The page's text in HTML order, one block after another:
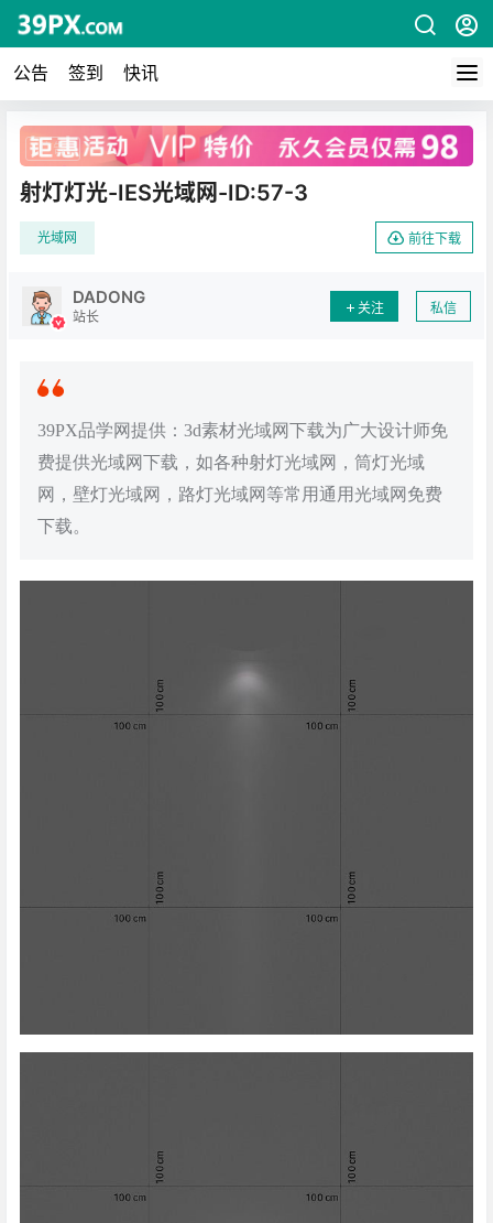
公告 签到 快讯
广告
射灯灯光-IES光域网-ID:57-3
光域网 前往下载
DADONG
站长
关注 私信
39PX品学网提供：3d素材光域网下载为广大设计师免
费提供光域网下载，如各种射灯光域网，筒灯光域
网，壁灯光域网，路灯光域网等常用通用光域网免费
下载。